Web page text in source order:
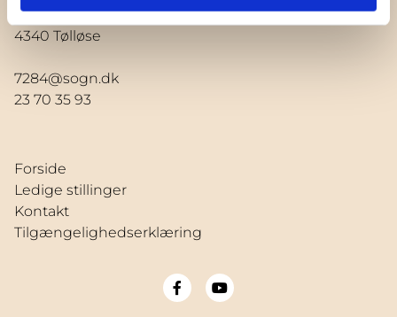
Nordstjernevej 1
4340 Tølløse
7284@sogn.dk
23 70 35 93
Forside
Ledige stillinger
Kontakt
Tilgængelighedserklæring